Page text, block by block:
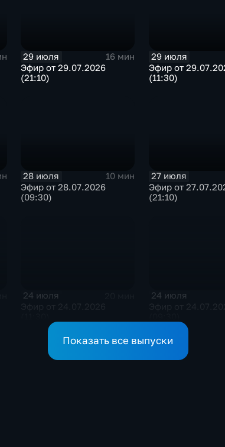
29 июля
16 мин
Эфир от 29.07.2026
(21:10)
29 июля
Эфир от
(11:30)
28 июля
10 мин
Эфир от 28.07.2026
(09:30)
27 июля
Эфир от
(21:10)
24 июля 24 июля
Показать все выпуски